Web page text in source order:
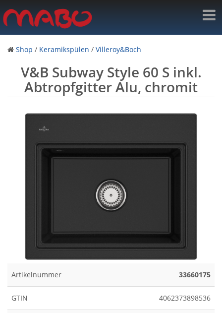
Shop / Keramikspülen / Villeroy&Boch
V&B Subway Style 60 S inkl.
Abtropfgitter Alu, chromit
Artikelnummer 33660175
GTIN 4062373898536